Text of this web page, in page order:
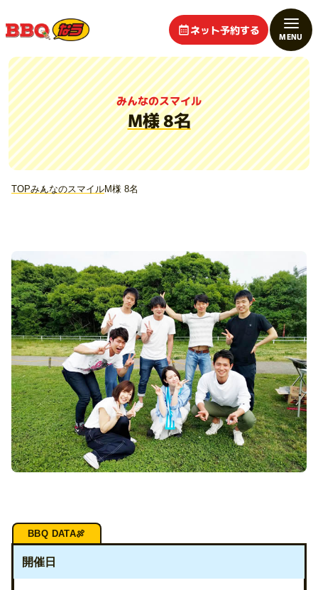
ネット予約する
みんなのスマイル
M様 8名
TOPみんなのスマイルM様 8名
開催日